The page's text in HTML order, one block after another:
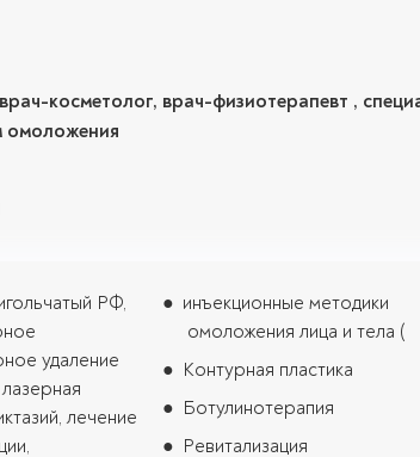
косметолог, врач-физиотерапевт ,
омоложения
РФ,
удаление
лечение
инъекционные методики
омоложения лица и тела (
Контурная пластика
Ботулинотерапия
Ревитализация